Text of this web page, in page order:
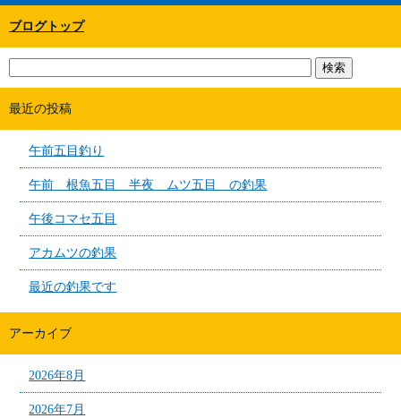
ブログトップ
最近の投稿
午前五目釣り
午前 根魚五目 半夜 ムツ五目 の釣果
午後コマセ五目
アカムツの釣果
最近の釣果です
アーカイブ
2026年8月
2026年7月